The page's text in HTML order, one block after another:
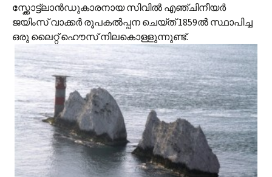
സ്ക്കോട്ട്‌ലാന്‍ഡുകാരനായ സിവില്‍ എഞ്ചിനീയര്‍
ജയിംസ് വാക്കര്‍ രൂപകല്‍പ്പന ചെയ്ത് 1859ല്‍ സ്ഥാപിച്ച
ഒരു ലൈറ്റ് ഹൌസ് നിലകൊള്ളുന്നുണ്ട്.